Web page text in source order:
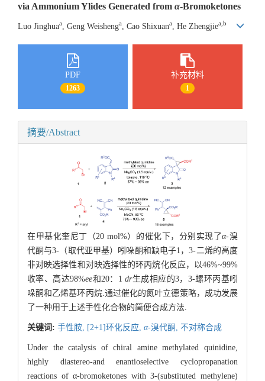
via Ammonium Ylides Generated from α-Bromoketones
Luo Jinghuaa , Geng Weishenga , Cao Shixuana , He Zhengjiea,b
PDF
1263
补充材料
1
摘要/Abstract
在甲基化奎尼丁（20 mol%）的催化下，分别实现了α-溴
代酮与3-（取代亚甲基）吲哚酮和缺电子1，3-二烯的高度
非对映选择性和对映选择性的环丙烷化反应，以46%~99%
收率、高达98%ee和20：1dr生成相应的3，3-螺环丙基吲
哚酮和乙烯基环丙烷.通过催化的氮叶立德策略，成功发展
了一种用于上述手性化合物的简便合成方法.
关键词: 手性胺, [2+1]环化反应, α-溴代酮, 不对称合成
Under the catalysis of chiral amine methylated quinidine,
highly diastereo-and enantioselective cyclopropanation
reactions of α-bromoketones with 3-(substituted methylene)